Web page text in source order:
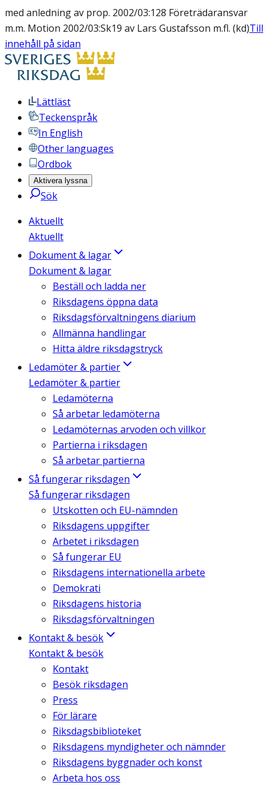
med anledning av prop. 2002/03:128 Företrädaransvar
m.m. Motion 2002/03:Sk19 av Lars Gustafsson m.fl. (kd)Till
innehåll på sidan
Lättläst
Teckenspråk
In English
Other languages
Ordbok
Aktivera lyssna
Sök
Aktuellt
Aktuellt
Dokument & lagar
Dokument & lagar
Beställ och ladda ner
Riksdagens öppna data
Riksdagsförvaltningens diarium
Allmänna handlingar
Hitta äldre riksdagstryck
Ledamöter & partier
Ledamöter & partier
Ledamöterna
Så arbetar ledamöterna
Ledamöternas arvoden och villkor
Partierna i riksdagen
Så arbetar partierna
Så fungerar riksdagen
Så fungerar riksdagen
Utskotten och EU-nämnden
Riksdagens uppgifter
Arbetet i riksdagen
Så fungerar EU
Riksdagens internationella arbete
Demokrati
Riksdagens historia
Riksdagsförvaltningen
Kontakt & besök
Kontakt & besök
Kontakt
Besök riksdagen
Press
För lärare
Riksdagsbiblioteket
Riksdagens myndigheter och nämnder
Riksdagens byggnader och konst
Arbeta hos oss